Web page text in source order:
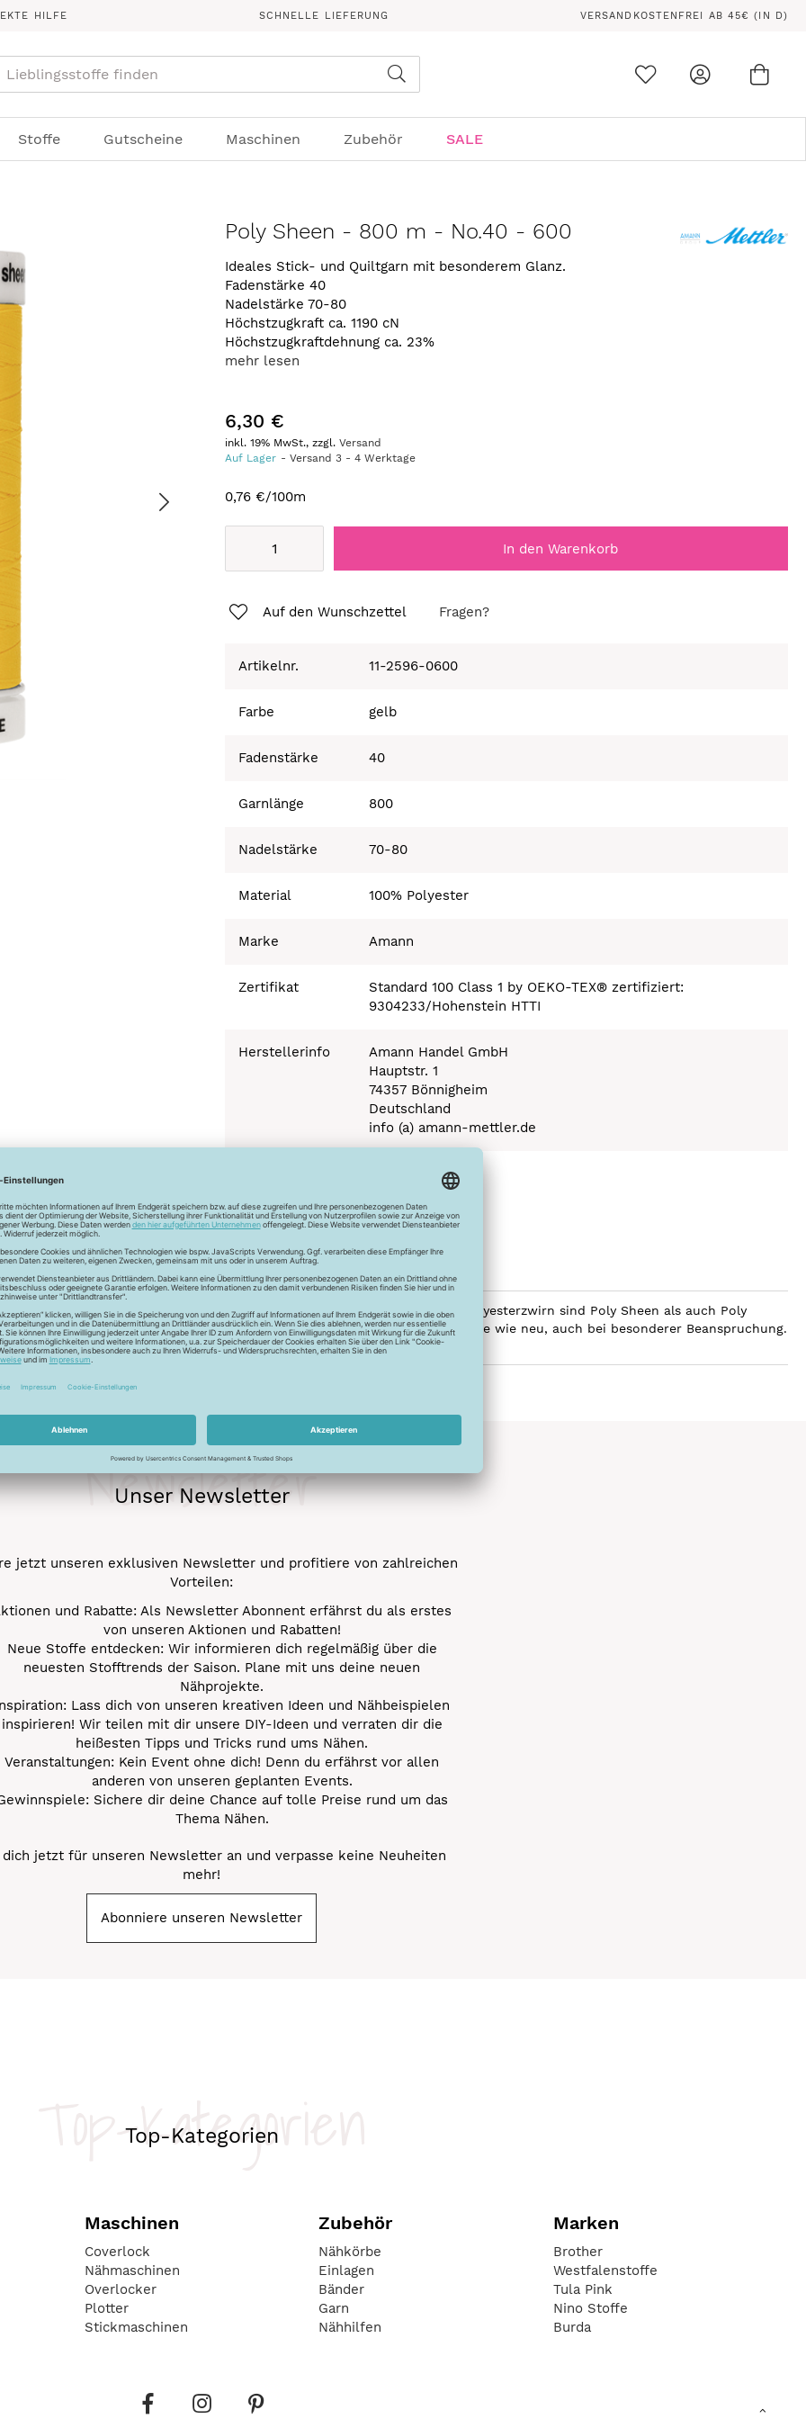
HILFE SCHNELLE LIEFERUNG VERSANDKOSTENFREI AB 45€ (IN D)
Stoffe Gutscheine Maschinen Zubehör SALE
Poly Sheen - 800 m - No.40 - 600
Ideales Stick- und Quiltgarn mit besonderem Glanz.
Fadenstärke 40
Nadelstärke 70-80
Höchstzugkraft ca. 1190 cN
Höchstzugkraftdehnung ca. 23%
mehr lesen
6,30 €
inkl. 19% MwSt., zzgl.Versand
Auf Lager
Versand3 -4 Werktage
0,76 €/100m
In den Warenkorb
Auf den Wunschzettel Fragen?
Artikelnr. 11-2596-0600
Farbe gelb
Fadenstärke 40
Garnlänge 800
Nadelstärke 70-80
Material 100% Polyester
Marke Amann
Zertifikat
Standard 100 Class 1 by OEKO-TEX® zertifiziert:
9304233/Hohenstein HTTI
Herstellerinfo
Amann Handel GmbH
Hauptstr. 1
74357 Bönnigheim
Deutschland
info (a) amann-mettler.de
Lichtreflektion und glänzen deshalb besonders. Durch den trilobalen Polyesterzwirn sind Poly Sheen als auch Poly
und Vernähbarkeit. Darüber hinaus bleibt der tolle Glanz über Jahre wie neu, auch bei besonderer Beanspruchung.
Unser Newsletter
Newsletter
jetzt unseren exklusiven Newsletter und profitiere von zahlreichen
Vorteilen:
und Rabatte: Als Newsletter Abonnent erfährst du als erstes
von unseren Aktionen und Rabatten!
Neue Stoffe entdecken: Wir informieren dich regelmäßig über die
neuesten Stofftrends der Saison. Plane mit uns deine neuen
Nähprojekte.
Lass dich von unseren kreativen Ideen und Nähbeispielen
inspirieren! Wir teilen mit dir unsere DIY-Ideen und verraten dir die
heißesten Tipps und Tricks rund ums Nähen.
Veranstaltungen: Kein Event ohne dich! Denn du erfährst vor allen
anderen von unseren geplanten Events.
Sichere dir deine Chance auf tolle Preise rund um das
Thema Nähen.
dich jetzt für unseren Newsletter an und verpasse keine Neuheiten
mehr!
Abonniere unseren Newsletter
Top-Kategorien
Top-Kategorien
Maschinen
Coverlock
Nähmaschinen
Overlocker
Plotter
Stickmaschinen
Zubehör
Nähkörbe
Einlagen
Bänder
Garn
Nähhilfen
Marken
Brother
Westfalenstoffe
Tula Pink
Nino Stoffe
Burda